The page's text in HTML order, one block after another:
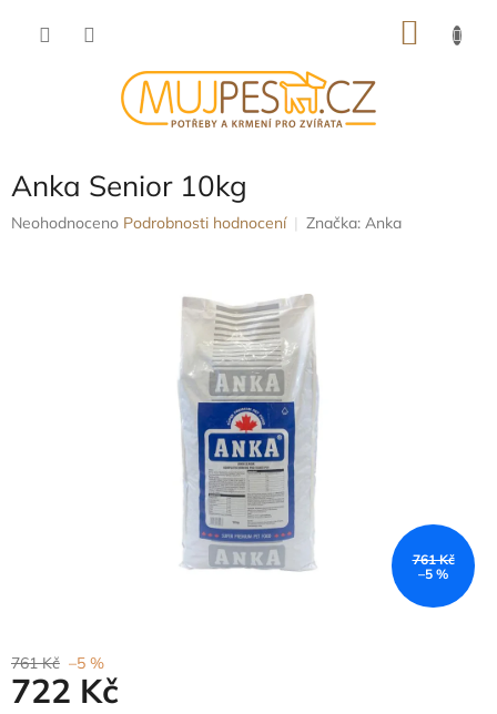
Anka Senior 10kg
Průměrné
Neohodnoceno Podrobnosti hodnocení Značka: Anka
761 Kč
–5 %
761 Kč –5 %
722 Kč